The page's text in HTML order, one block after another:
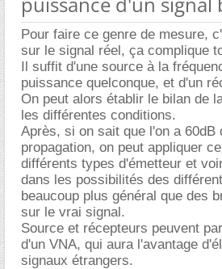
Pour faire ce genre de mesure,
sur le signal réel, ça complique
Il suffit d'une source à la
puissance quelconque, et d'un
On peut alors établir le bilan de
les différentes conditions.
Après, si on sait que l'on a 60dB
propagation, on peut appliquer
différents types d'émetteur et
dans les possibilités des
beaucoup plus général que des
sur le vrai signal.
Source et récepteurs peuvent
d'un VNA, qui aura l'avantage
signaux étrangers.